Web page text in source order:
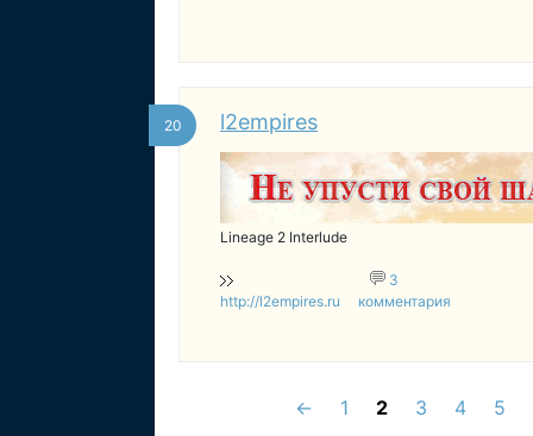
20 l2empires
Lineage 2 Interlude
http://l2empires.ru
3
комментария
← 1 2 3 4 5